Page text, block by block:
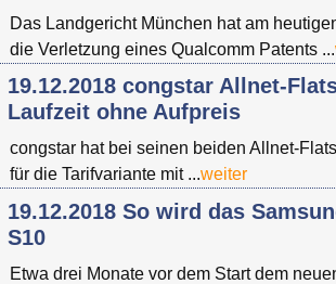
Das Landgericht München hat am
die Verletzung eines Qualcomm Patents ...
19.12.2018 congstar Allnet-
Laufzeit ohne Aufpreis
congstar hat bei seinen beiden Allnet-
für die Tarifvariante mit ...weiter
19.12.2018 So wird das
S10
Etwa drei Monate vor dem Start dem